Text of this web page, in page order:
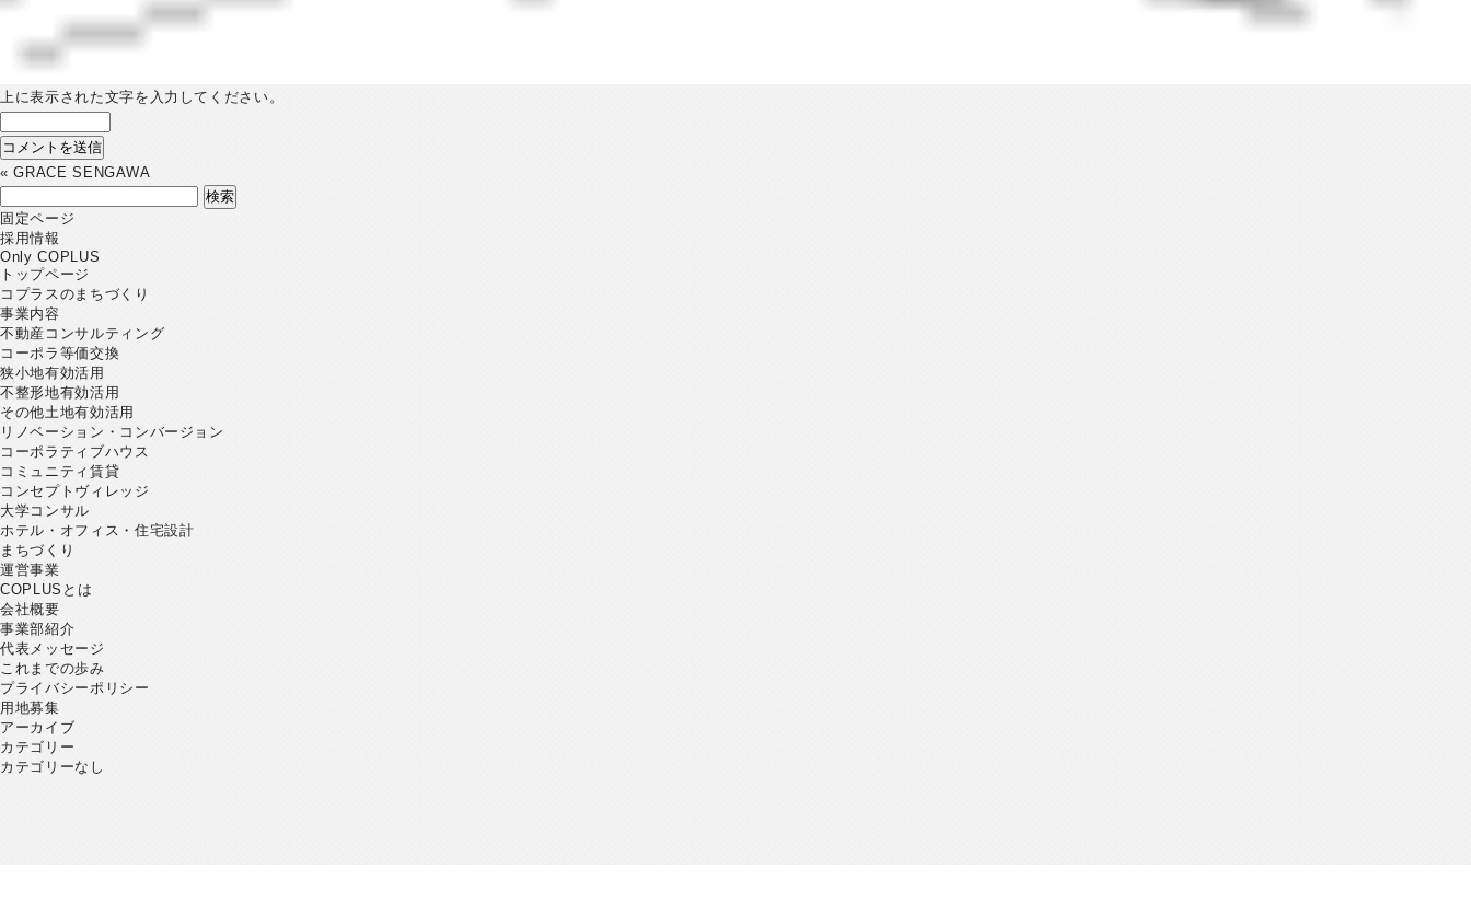
上に表示された文字を入力してください。
«GRACE SENGAWA
索:
固定ページ
採用情報
Only COPLUS
トップページ
コプラスのまちづくり
事業内容
不動産コンサルティング
コーポラ等価交換
狭小地有効活用
不整形地有効活用
その他土地有効活用
リノベーション・コンバージョン
コーポラティブハウス
コミュニティ賃貸
コンセプトヴィレッジ
大学コンサル
ホテル・オフィス・住宅設計
まちづくり
運営事業
COPLUSとは
会社概要
事業部紹介
代表メッセージ
これまでの歩み
プライバシーポリシー
用地募集
アーカイブ
カテゴリー
カテゴリーなし